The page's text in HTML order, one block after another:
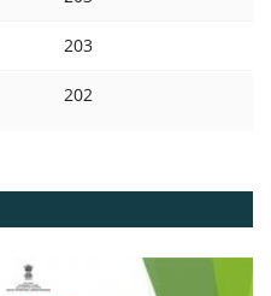
203
202